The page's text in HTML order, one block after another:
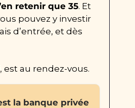
retenir que 35. Et
pouvez y investir
d’entrée, et dès
est au rendez-vous.
la banque privée